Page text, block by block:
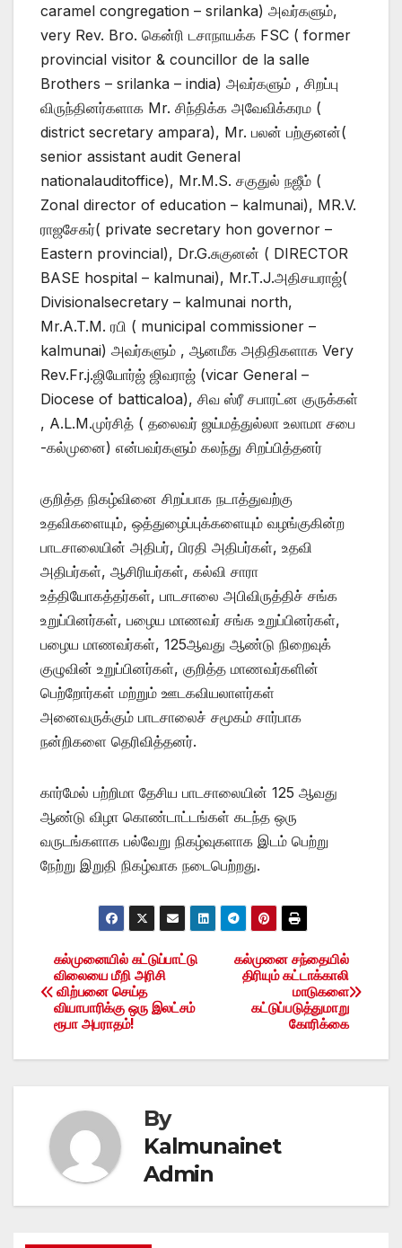
caramel congregation – srilanka) அவர்களும்,
very Rev. Bro. கென்ரி டசாநாயக்க FSC ( former
provincial visitor & councillor de la salle
Brothers – srilanka – india) அவர்களும் , சிறப்பு
விருந்தினர்களாக Mr. சிந்திக்க அவேவிக்கரம (
district secretary ampara), Mr. பலன் பற்குனன்(
senior assistant audit General
nationalauditoffice), Mr.M.S. சகுதுல் நஜீம் (
Zonal director of education – kalmunai), MR.V.
ராஜசேகர்( private secretary hon governor –
Eastern provincial), Dr.G.சுகுனன் ( DIRECTOR
BASE hospital – kalmunai), Mr.T.J.அதிசயராஜ்(
Divisionalsecretary – kalmunai north,
Mr.A.T.M. ரபி ( municipal commissioner –
kalmunai) அவர்களும் , ஆனமீக அதிதிகளாக Very
Rev.Fr.j.ஜியோர்ஜ் ஜிவராஜ் (vicar General –
Diocese of batticaloa), சிவ ஸ்ரீ சபாரட்ன குருக்கள்
, A.L.M.முர்சித் ( தலைவர் ஜய்மத்துல்லா உலாமா சபை
-கல்முனை) என்பவர்களும் கலந்து சிறப்பித்தனர்
குறித்த நிகழ்வினை சிறப்பாக நடாத்துவற்கு
உதவிகளையும், ஒத்துழைப்புக்களையும் வழங்குகின்ற
பாடசாலையின் அதிபர், பிரதி அதிபர்கள், உதவி
அதிபர்கள், ஆசிரியர்கள், கல்வி சாரா
உத்தியோகத்தர்கள், பாடசாலை அபிவிருத்திச் சங்க
உறுப்பினர்கள், பழைய மாணவர் சங்க உறுப்பினர்கள்,
பழைய மாணவர்கள், 125ஆவது ஆண்டு நிறைவுக்
குழுவின் உறுப்பினர்கள், குறித்த மாணவர்களின்
பெற்றோர்கள் மற்றும் ஊடகவியலாளர்கள்
அனைவருக்கும் பாடசாலைச் சமூகம் சார்பாக
நன்றிகளை தெரிவித்தனர்.
கார்மேல் பற்றிமா தேசிய பாடசாலையின் 125 ஆவது
ஆண்டு விழா கொண்டாட்டங்கள் கடந்த ஒரு
வருடங்களாக பல்வேறு நிகழ்வுகளாக இடம் பெற்று
நேற்று இறுதி நிகழ்வாக நடைபெற்றது.
Post
navigation
கல்முனை சந்தையில்
திரியும் கட்டாக்காலி
மாடுகளை
கட்டுப்படுத்துமாறு
கோரிக்கை
கல்முனையில் கட்டுப்பாட்டு
விலையை மீறி அரிசி
விற்பனை செய்த
வியாபாரிக்கு ஒரு இலட்சம்
ரூபா அபராதம்!
By
Kalmunainet
Admin